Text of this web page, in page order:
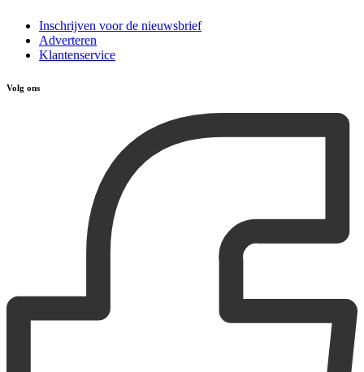
Inschrijven voor de nieuwsbrief
Adverteren
Klantenservice
Volg ons